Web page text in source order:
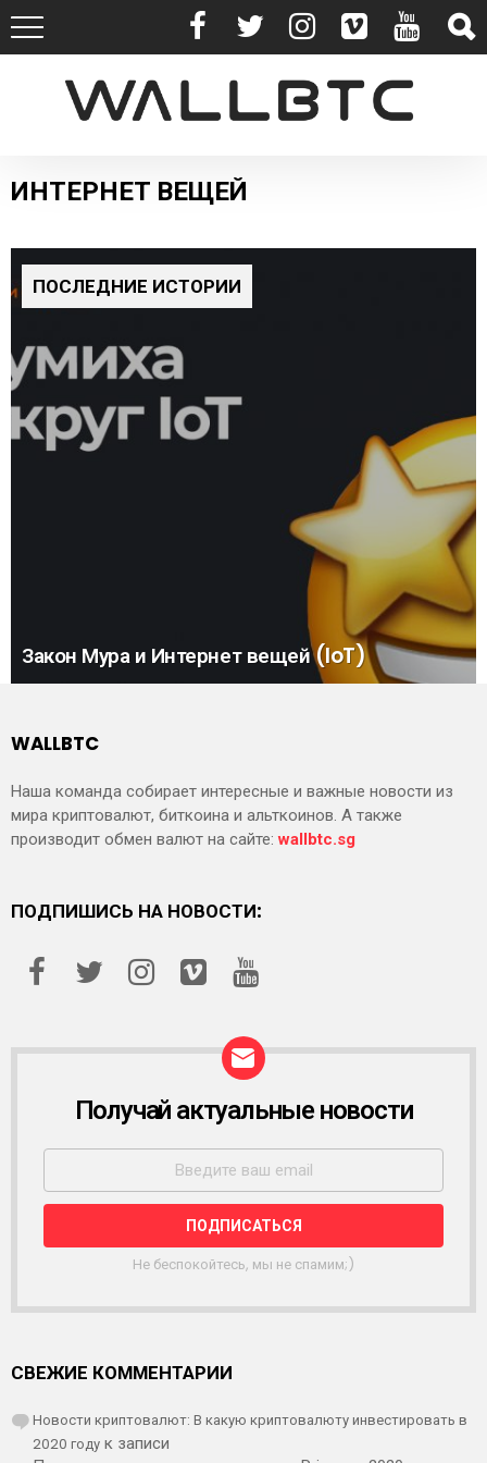
ИНТЕРНЕТ ВЕЩЕЙ
ПОСЛЕДНИЕ ИСТОРИИ
Закон Мура и Интернет вещей (IoT)
WALLBTC
Наша команда собирает интересные и важные новости из
мира криптовалют, биткоина и альткоинов. А также
производит обмен валют на сайте:wallbtc.sg
ПОДПИШИСЬ НА НОВОСТИ:
С
Ы
Л
К
Получай актуальные новости
Не беспокойтесь, мы не спамим;)
СВЕЖИЕ КОММЕНТАРИИ
Новости криптовалют: В какую криптовалюту инвестировать в
2020 году к записи